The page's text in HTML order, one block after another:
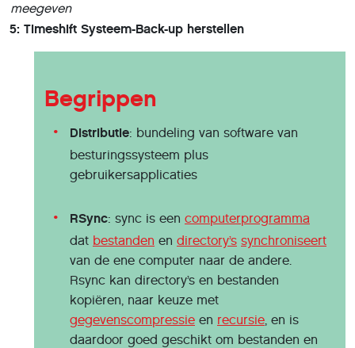
meegeven
5: Timeshift Systeem-Back-up herstellen
Begrippen
Distributie: bundeling van software van
besturingssysteem plus
gebruikersapplicaties
RSync: sync is een computerprogramma
dat bestanden en directory’s synchroniseert
van de ene computer naar de andere.
Rsync kan directory’s en bestanden
kopiëren, naar keuze met
gegevenscompressie en recursie, en is
daardoor goed geschikt om bestanden en